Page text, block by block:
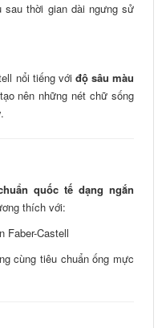
thời gian dài ngưng sử
nổi tiếng với độ sâu màu
nên những nét chữ sống
quốc tế dạng ngắn
thích với:
Faber-Castell
cùng tiêu chuẩn ống mực